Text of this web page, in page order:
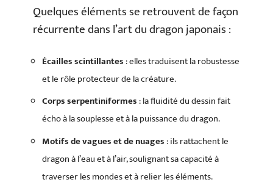
Quelques éléments se retrouvent de façon
récurrente dans l’art du dragon japonais :
Écailles scintillantes: elles traduisent la robustesse
et le rôle protecteur de la créature.
Corps serpentiniformes: la fluidité du dessin fait
écho à la souplesse et à la puissance du dragon.
Motifs de vagues et de nuages: ils rattachent le
dragon à l’eau et à l’air, soulignant sa capacité à
traverser les mondes et à relier les éléments.